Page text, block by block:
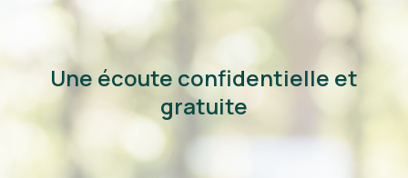
Une écoute confidentielle et
gratuite